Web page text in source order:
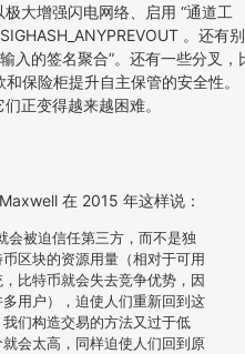
大增强闪电网络、启用 “通道工
。还有别
入的签名聚合”。还有一些分叉，
保险柜提升自主保管的安全性。
正变得越来越困难。
在 2015 年这样说：
会被迫信任第三方，而不是独
区块的资源用量（相对于可用
比特币就会失去竞争优势，因
用户），迫使人们重新回到这
们构造交易的方法又过于低
会太高，同样迫使人们回到原